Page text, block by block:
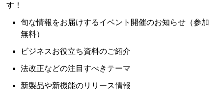
す！
旬な情報をお届けするイベント開催のお知らせ（参加
無料）
ビジネスお役立ち資料のご紹介
法改正などの注目すべきテーマ
新製品や新機能のリリース情報